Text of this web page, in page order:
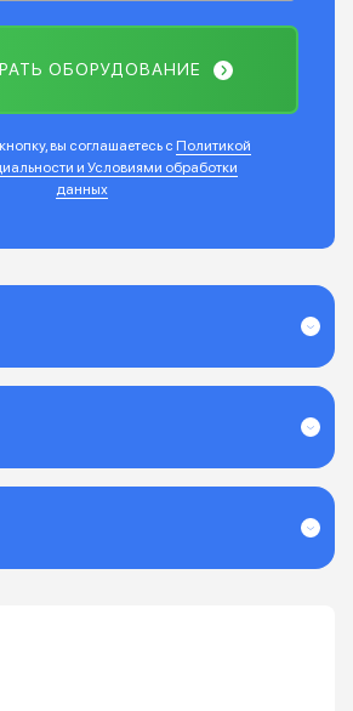
ОБОРУДОВАНИЕ
вы соглашаетесь с Политикой
и Условиями обработки
данных